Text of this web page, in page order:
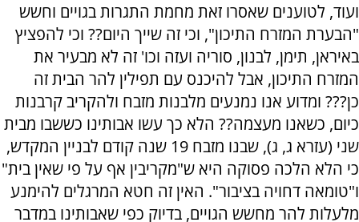
ועוד, לטוענים שאסרו זאת מחמת התגרות בגויים וחשש
"הבערת המזרח התיכון", וכי זה שייך היום?? וכי להפציץ
באיראן, תימן, לבנון, סוריה ועזה וכו' זה לא מבעיר את
המזרח התיכון, אבל להיכנס עם תפילין להר הבית זה
כן??? ומדוע אנו נמנעים מלבנות מזבח ולהקריב קרבנות
כיום, כשאנו מעצמה?? הלא כך עשו אבותינו כששבו מבית
שני (עזרא ג, ג), שבנו מזבח 19 שנה קודם לבניין המקדש,
כי הלא הלכה פסוקה היא ש"מקריבין אף על פי שאין בית"
ו"טומאה דחויה בציבור". האין זה חטא המרגלים להימנע
מלעלות להר מחשש הגויים, בדיוק כפי שאבותינו במדבר